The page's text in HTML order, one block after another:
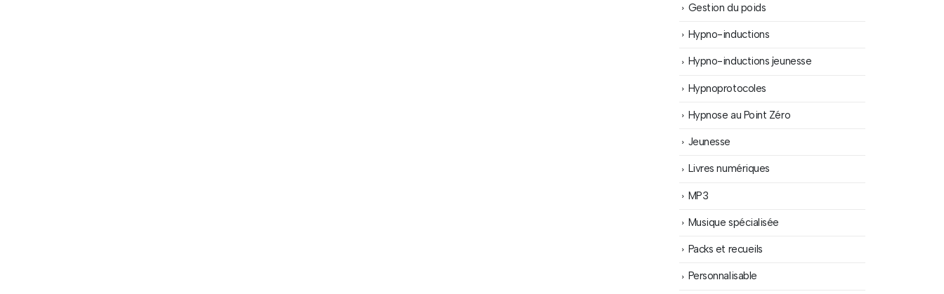
Gestion du poids
Hypno-inductions
Hypno-inductions jeunesse
Hypnoprotocoles
Hypnose au Point Zéro
Jeunesse
Livres numériques
MP3
Musique spécialisée
Packs et recueils
Personnalisable